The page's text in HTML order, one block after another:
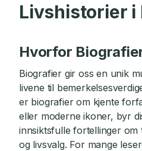
Livshistorier i
Hvorfor
Biografier gir oss en unik
livene til
er biografier om kjente
eller moderne ikoner, byr
innsiktsfulle fortellinger
og livsvalg. For mange